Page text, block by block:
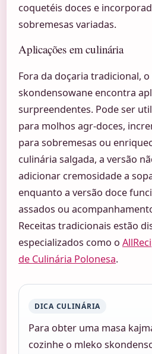
coquetéis doces e
sobremesas variadas.
Aplicações em culinária
Fora da doçaria tradicional,
skondensowane encontra
surpreendentes. Pode ser
para molhos agr-doces,
para sobremesas ou
culinária salgada, a versão
adicionar cremosidade a
enquanto a versão doce
assados ou
Receitas tradicionais estão
especializados como o
de Culinária Polonesa.
DICA CULINÁRIA
Para obter uma masa
cozinhe o mleko